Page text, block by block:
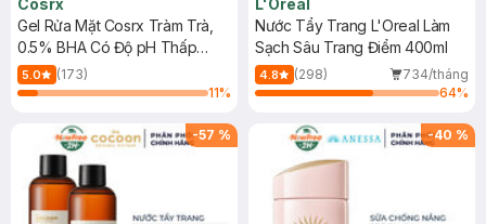
Cosrx
Gel Rửa Mặt Cosrx Tràm Trà,
0.5% BHA Có Độ pH Thấp
150ml
5.0
(173)
11%
L'Oreal
Nước Tẩy Trang L'Oreal Làm
Sạch Sâu Trang Điểm 400ml
4.8 (298)
734/tháng
64%
-57 % -40 %